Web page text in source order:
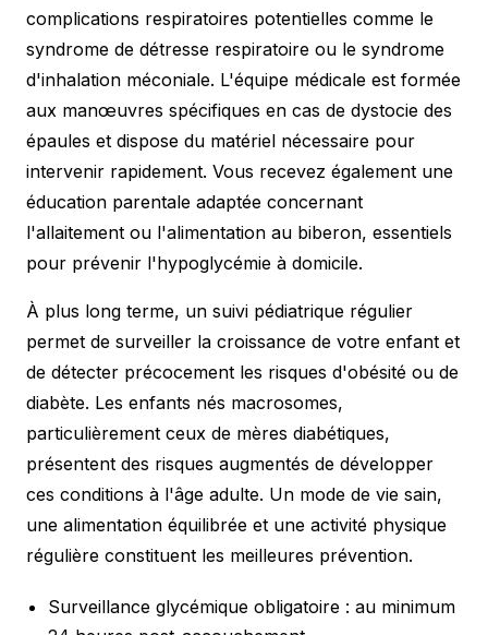
complications respiratoires potentielles comme le
syndrome de détresse respiratoire ou le syndrome
d'inhalation méconiale. L'équipe médicale est formée
aux manœuvres spécifiques en cas de dystocie des
épaules et dispose du matériel nécessaire pour
intervenir rapidement. Vous recevez également une
éducation parentale adaptée concernant
l'allaitement ou l'alimentation au biberon, essentiels
pour prévenir l'hypoglycémie à domicile.
À plus long terme, un suivi pédiatrique régulier
permet de surveiller la croissance de votre enfant et
de détecter précocement les risques d'obésité ou de
diabète. Les enfants nés macrosomes,
particulièrement ceux de mères diabétiques,
présentent des risques augmentés de développer
ces conditions à l'âge adulte. Un mode de vie sain,
une alimentation équilibrée et une activité physique
régulière constituent les meilleures prévention.
Surveillance glycémique obligatoire : au minimum